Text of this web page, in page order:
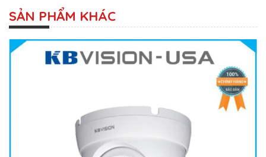
SẢN PHẨM KHÁC